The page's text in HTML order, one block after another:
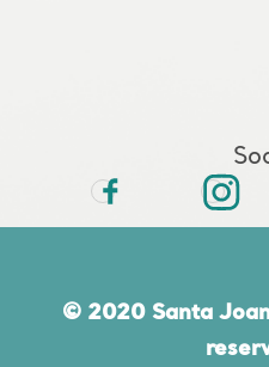
© 2020 Santa